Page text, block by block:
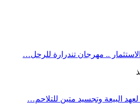
.. مهرجان تندرارة للرحل…
البيعة وتجسيد متين للتلاحم…